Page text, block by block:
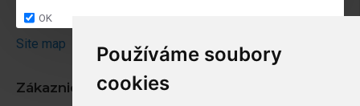
Používáme soubory
cookies
OK
Vrácení zboží
Site map
Zákaznický účet